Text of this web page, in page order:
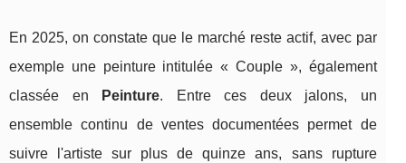
En 2025, on constate que le marché reste actif, avec par
exemple une peinture intitulée « Couple », également
classée en
Peinture. Entre ces deux jalons, un
ensemble continu de ventes documentées permet de
suivre l'artiste sur plus de quinze ans, sans rupture